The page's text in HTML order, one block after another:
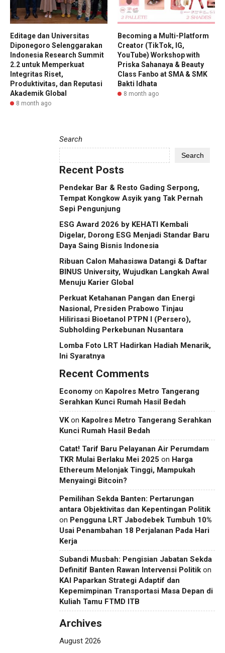
Editage dan Universitas
Diponegoro Selenggarakan
Indonesia Research Summit
2.2 untuk Memperkuat
Integritas Riset,
Produktivitas, dan Reputasi
Akademik Global
8 month ago
Becoming a Multi-Platform
Creator (TikTok, IG,
YouTube) Workshop with
Priska Sahanaya & Beauty
Class Fanbo at SMA & SMK
Bakti Idhata
8 month ago
Search
Search
Recent Posts
Pendekar Bar & Resto Gading Serpong,
Tempat Kongkow Asyik yang Tak Pernah
Sepi Pengunjung
ESG Award 2026 by KEHATI Kembali
Digelar, Dorong ESG Menjadi Standar Baru
Daya Saing Bisnis Indonesia
Ribuan Calon Mahasiswa Datangi & Daftar
BINUS University, Wujudkan Langkah Awal
Menuju Karier Global
Perkuat Ketahanan Pangan dan Energi
Nasional, Presiden Prabowo Tinjau
Hilirisasi Bioetanol PTPN I (Persero),
Subholding Perkebunan Nusantara
Lomba Foto LRT Hadirkan Hadiah Menarik,
Ini Syaratnya
Recent Comments
Economy on Kapolres Metro Tangerang
Serahkan Kunci Rumah Hasil Bedah
VKon Kapolres Metro Tangerang Serahkan
Kunci Rumah Hasil Bedah
Catat! Tarif Baru Pelayanan Air Perumdam
TKR Mulai Berlaku Mei 2025 on Harga
Ethereum Melonjak Tinggi, Mampukah
Menyaingi Bitcoin?
Pemilihan Sekda Banten: Pertarungan
antara Objektivitas dan Kepentingan Politik
on Pengguna LRT Jabodebek Tumbuh 10%
Usai Penambahan 18 Perjalanan Pada Hari
Kerja
Subandi Musbah: Pengisian Jabatan Sekda
Definitif Banten Rawan Intervensi Politik on
KAI Paparkan Strategi Adaptif dan
Kepemimpinan Transportasi Masa Depan di
Kuliah Tamu FTMD ITB
Archives
August 2026